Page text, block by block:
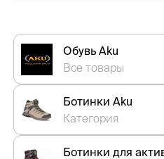
Обувь Aku
Все товары
Ботинки Aku
Категория
Ботинки для